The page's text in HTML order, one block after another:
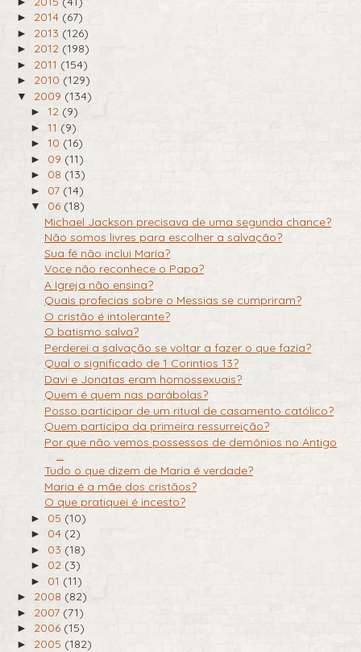
► 2014 (67)
► 2013 (126)
► 2012 (198)
► 2011 (154)
► 2010 (129)
▼ 2009 (134)
► 12 (9)
► 11 (9)
► 10 (16)
► 09 (11)
► 08 (13)
► 07 (14)
▼ 06 (18)
Michael Jackson precisava de uma segunda chance?
Não somos livres para escolher a salvação?
Sua fé não inclui Maria?
Voce não reconhece o Papa?
A Igreja não ensina?
Quais profecias sobre o Messias se cumpriram?
O cristão é intolerante?
O batismo salva?
Perderei a salvação se voltar a fazer o que fazia?
Qual o significado de 1 Corintios 13?
Davi e Jonatas eram homossexuais?
Quem é quem nas parábolas?
Posso participar de um ritual de casamento católico?
Quem participa da primeira ressurreição?
Por que não vemos possessos de demônios no Antigo
...
Tudo o que dizem de Maria é verdade?
Maria é a mãe dos cristãos?
O que pratiquei é incesto?
► 05 (10)
► 04 (2)
► 03 (18)
► 02 (3)
► 01 (11)
► 2008 (82)
► 2007 (71)
► 2006 (15)
► 2005 (182)